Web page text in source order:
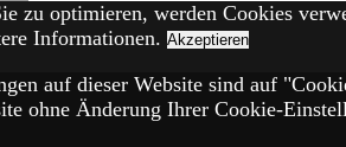
zu optimieren, werden Cookies
Informationen. Akzeptieren
auf dieser Website sind auf
ohne Änderung Ihrer Cookie-